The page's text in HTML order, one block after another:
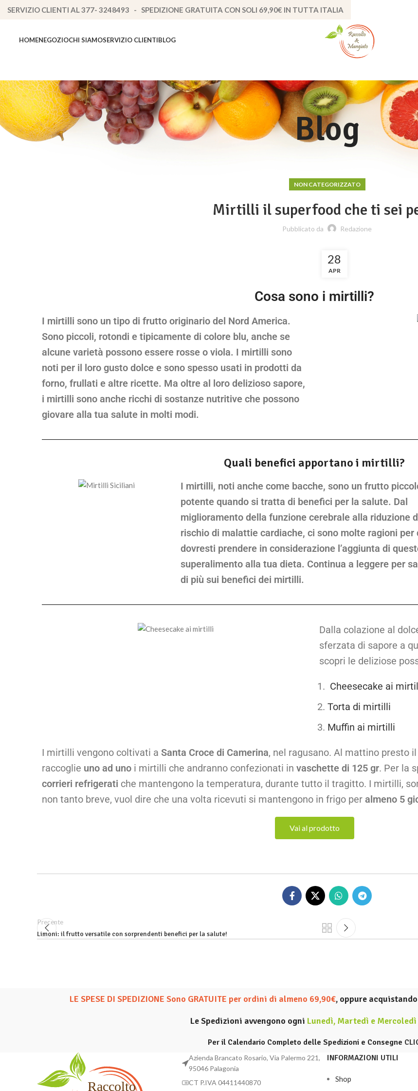
HOMENEGOZIOCHI SIAMOSERVIZIO CLIENTIBLOG
Blog
NON CATEGORIZZATO
Mirtilli il superfood che ti sei
Pubblicato da Redazione
28
APR
Cosa sono i mirtilli?
I mirtilli sono un tipo di frutto originario del Nord America.
Sono piccoli, rotondi e tipicamente di colore blu, anche se
alcune varietà possono essere rosse o viola. I mirtilli sono
noti per il loro gusto dolce e sono spesso usati in prodotti da
forno, frullati e altre ricette. Ma oltre al loro delizioso sapore,
i mirtilli sono anche ricchi di sostanze nutritive che possono
giovare alla tua salute in molti modi.
Quali benefici apportano i mirtilli?
I mirtilli, noti anche come bacche, sono un frutto
potente quando si tratta di benefici per la salute. Dal
miglioramento della funzione cerebrale alla riduzione
rischio di malattie cardiache, ci sono molte ragioni per
dovresti prendere in considerazione l’aggiunta di
superalimento alla tua dieta. Continua a leggere per
di più sui benefici dei mirtilli.
Dalla colazione al
sferzata di sapore a
scopri le deliziose
Cheesecake ai
Torta di mirtilli
Muffin ai mirtilli
I mirtilli vengono coltivati a Santa Croce di Camerina, nel ragusano. Al mattino presto
raccoglie uno ad uno i mirtilli che andranno confezionati in vaschette di 125 gr. Per la
corrieri refrigerati che mantengono la temperatura, durante tutto il tragitto. I mirtilli,
non tanto breve, vuol dire che una volta ricevuti si mantengono in frigo per almeno 5
Vai al prodotto
Precente
Limoni: il frutto versatile con sorprendenti benefici per la salute!
LE SPESE DI SPEDIZIONE Sono GRATUITE per ordini di almeno 69,90€, oppure
Le Spedizioni avvengono ogni Lunedì, Martedì e
Per il Calendario Completo delle Spedizioni e Consegne
Azienda Brancato Rosario, Via Palermo 221,
95046 Palagonia
CT P.IVA 04411440870
INFORMAZIONI UTILI
Shop
SERVIZIO CLIENTI AL 377- 3248493 - SPEDIZIONE GRATUITA CON SOLI 69,90€ IN TUTTA ITALIA